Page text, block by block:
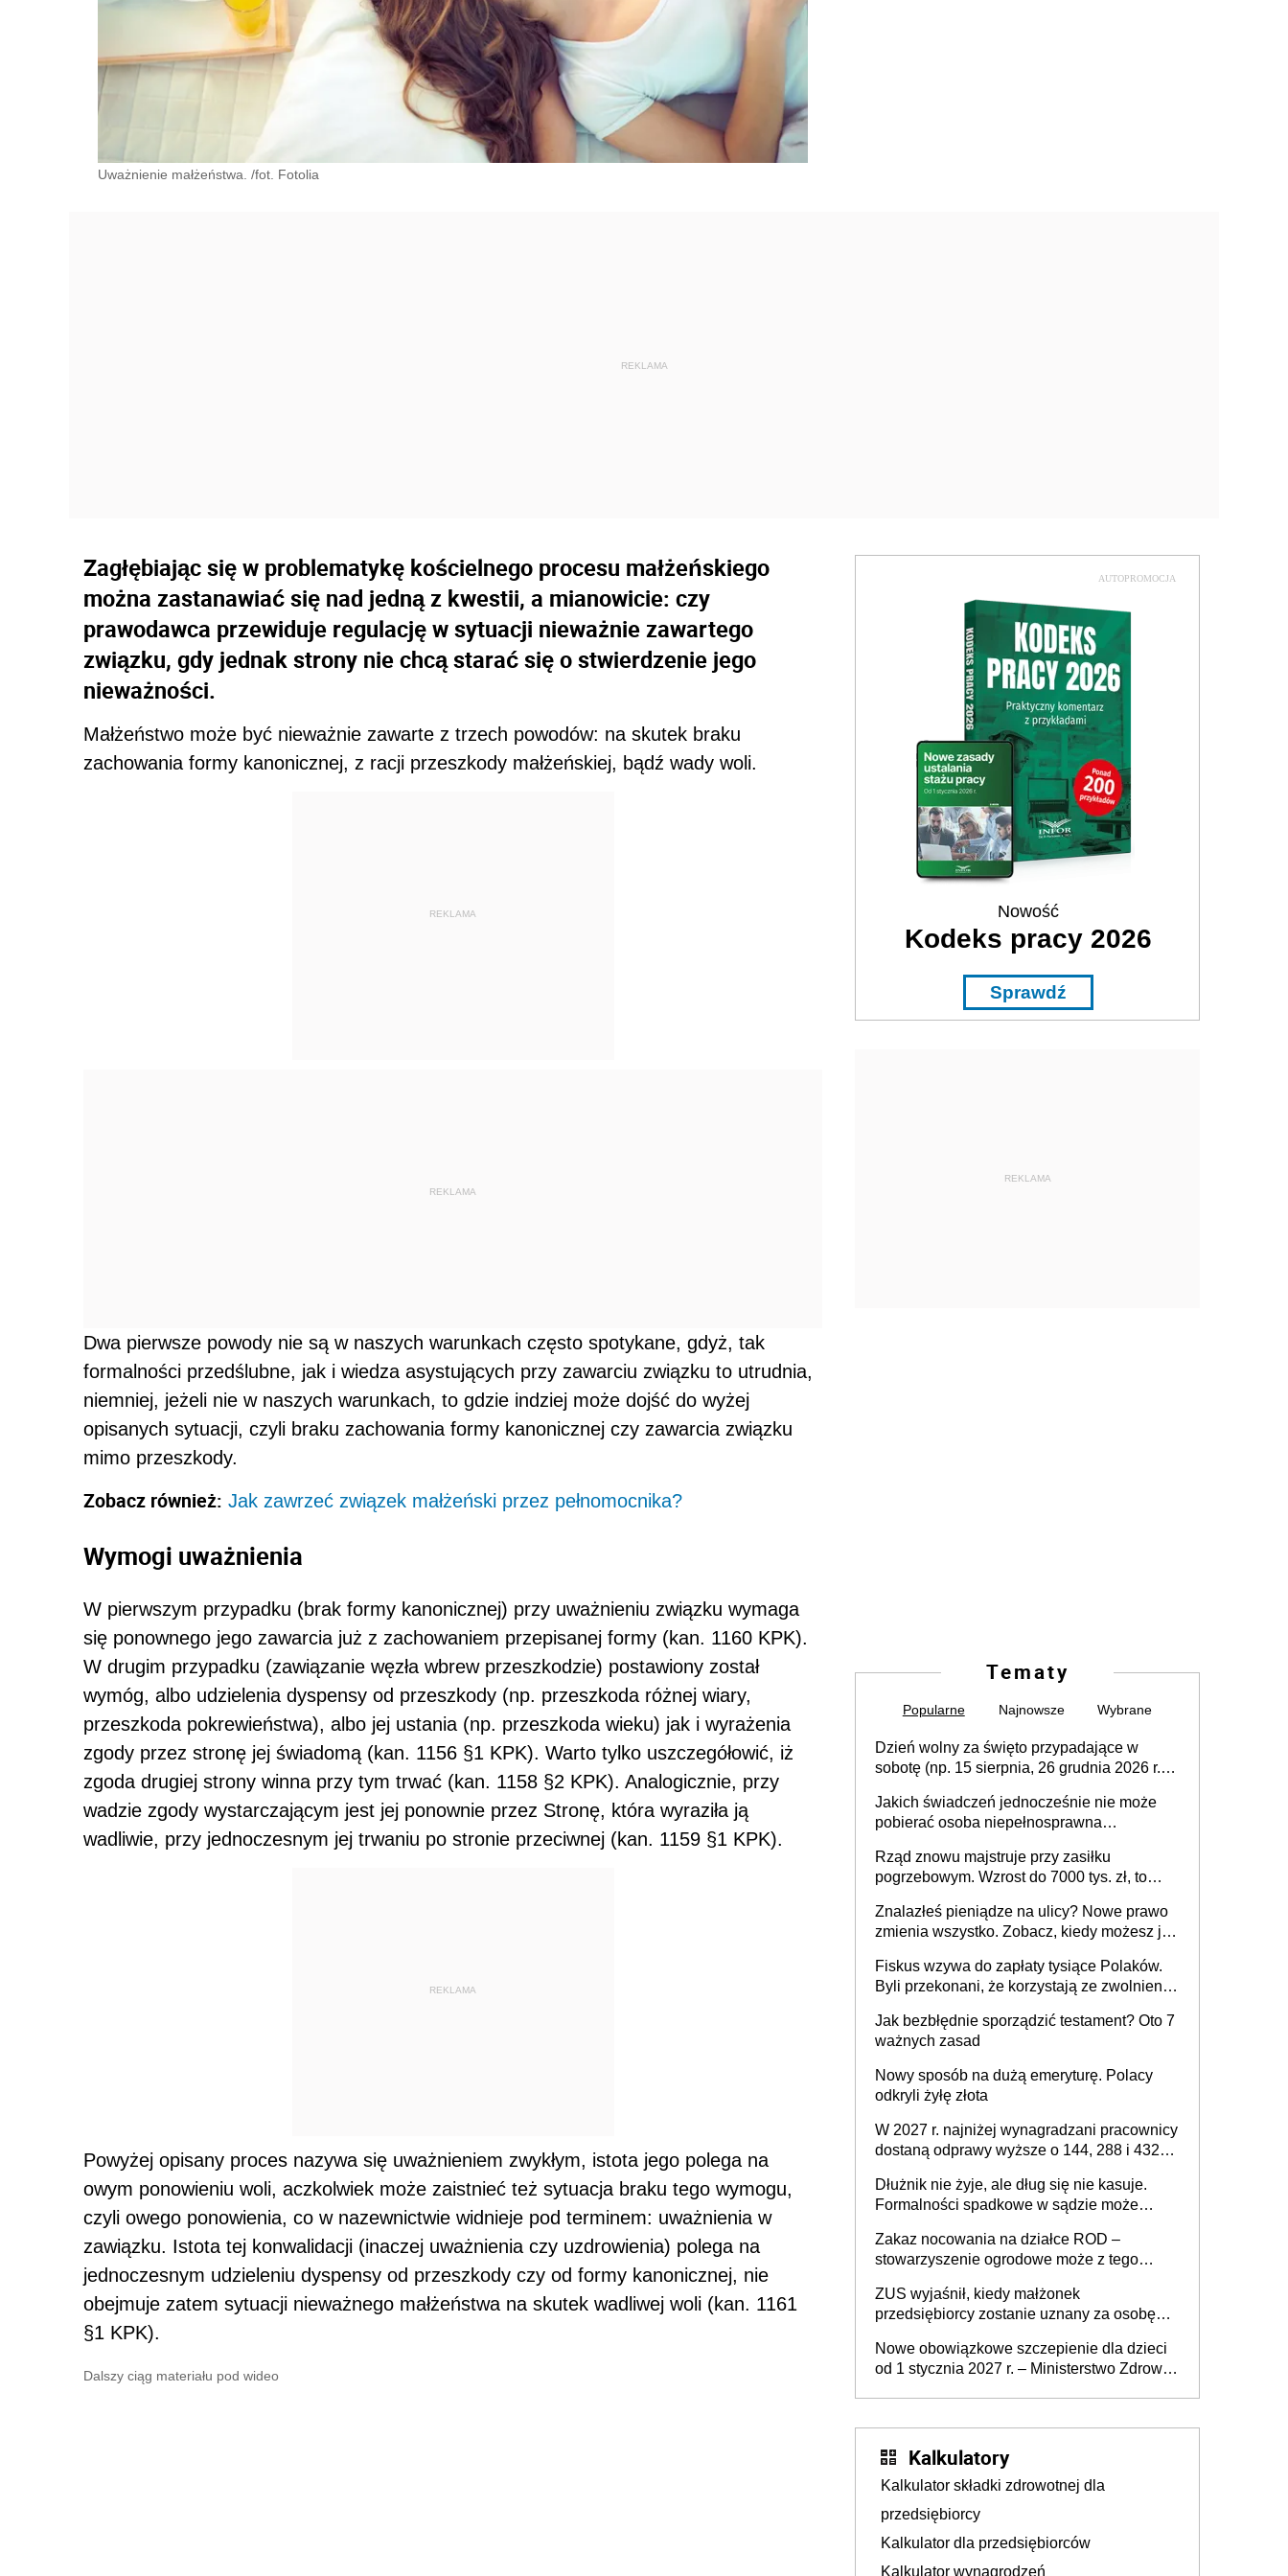
Uważnienie małżeństwa. /fot. Fotolia
Zagłębiając się w problematykę kościelnego procesu małżeńskiego
można zastanawiać się nad jedną z kwestii, a mianowicie: czy
prawodawca przewiduje regulację w sytuacji nieważnie zawartego
związku, gdy jednak strony nie chcą starać się o stwierdzenie jego
nieważności.
Małżeństwo może być nieważnie zawarte z trzech powodów: na skutek braku
zachowania formy kanonicznej, z racji przeszkody małżeńskiej, bądź wady woli.
REKLAMA
REKLAMA
Dwa pierwsze powody nie są w naszych warunkach często spotykane, gdyż, tak
formalności przedślubne, jak i wiedza asystujących przy zawarciu związku to utrudnia,
niemniej, jeżeli nie w naszych warunkach, to gdzie indziej może dojść do wyżej
opisanych sytuacji, czyli braku zachowania formy kanonicznej czy zawarcia związku
mimo przeszkody.
Zobacz również: Jak zawrzeć związek małżeński przez pełnomocnika?
Wymogi uważnienia
W pierwszym przypadku (brak formy kanonicznej) przy uważnieniu związku wymaga
się ponownego jego zawarcia już z zachowaniem przepisanej formy (kan. 1160 KPK).
W drugim przypadku (zawiązanie węzła wbrew przeszkodzie) postawiony został
wymóg, albo udzielenia dyspensy od przeszkody (np. przeszkoda różnej wiary,
przeszkoda pokrewieństwa), albo jej ustania (np. przeszkoda wieku) jak i wyrażenia
zgody przez stronę jej świadomą (kan. 1156 §1 KPK). Warto tylko uszczegółowić, iż
zgoda drugiej strony winna przy tym trwać (kan. 1158 §2 KPK). Analogicznie, przy
wadzie zgody wystarczającym jest jej ponownie przez Stronę, która wyraziła ją
wadliwie, przy jednoczesnym jej trwaniu po stronie przeciwnej (kan. 1159 §1 KPK).
REKLAMA
Powyżej opisany proces nazywa się uważnieniem zwykłym, istota jego polega na
owym ponowieniu woli, aczkolwiek może zaistnieć też sytuacja braku tego wymogu,
czyli owego ponowienia, co w nazewnictwie widnieje pod terminem: uważnienia w
zawiązku. Istota tej konwalidacji (inaczej uważnienia czy uzdrowienia) polega na
jednoczesnym udzieleniu dyspensy od przeszkody czy od formy kanonicznej, nie
obejmuje zatem sytuacji nieważnego małżeństwa na skutek wadliwej woli (kan. 1161
§1 KPK).
Dalszy ciąg materiału pod wideo
AUTOPROMOCJA
Nowość
Kodeks pracy 2026
Sprawdź
REKLAMA
Tematy
Popularne Najnowsze Wybrane
Dzień wolny za święto przypadające w
sobotę (np. 15 sierpnia, 26 grudnia 2026 r.) –
pracodawcy (sektor prywatny i administracja
publiczna), najczęstsze pytania
Jakich świadczeń jednocześnie nie może
pobierać osoba niepełnosprawna
Rząd znowu majstruje przy zasiłku
pogrzebowym. Wzrost do 7000 tys. zł, to
Znalazłeś pieniądze na ulicy? Nowe prawo
zmienia wszystko. Zobacz, kiedy możesz je
Fiskus wzywa do zapłaty tysiące Polaków.
Byli przekonani, że korzystają ze zwolnienia
Jak bezbłędnie sporządzić testament? Oto 7
ważnych zasad
Nowy sposób na dużą emeryturę. Polacy
odkryli żyłę złota
W 2027 r. najniżej wynagradzani pracownicy
dostaną odprawy wyższe o 144, 288 i 432
Dłużnik nie żyje, ale dług się nie kasuje.
Formalności spadkowe w sądzie może
zmarłego
Zakaz nocowania na działce ROD –
stowarzyszenie ogrodowe może z tego
działki (wypowiedzieć dzierżawę)?
ZUS wyjaśnił, kiedy małżonek
przedsiębiorcy zostanie uznany za osobę
Nowe obowiązkowe szczepienie dla dzieci
od 1 stycznia 2027 r. – Ministerstwo Zdrowia
Kalkulatory
Kalkulator składki zdrowotnej dla
przedsiębiorcy
Kalkulator dla przedsiębiorców
Kalkulator wynagrodzeń